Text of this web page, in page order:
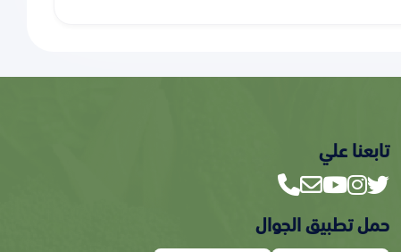
تابعنا علي
حمل تطبيق الجوال